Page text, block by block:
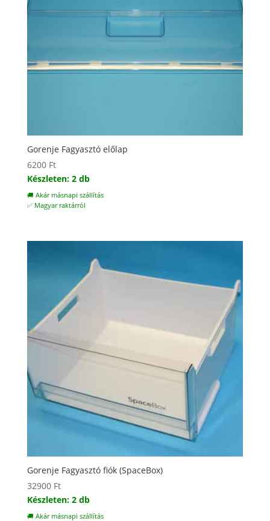
Gorenje Fagyasztó előlap
6200 Ft
Készleten: 2 db
🚚 Akár másnapi szállítás
✅ Magyar raktárról
Gorenje Fagyasztó fiók (SpaceBox)
32900 Ft
Készleten: 2 db
🚚 Akár másnapi szállítás